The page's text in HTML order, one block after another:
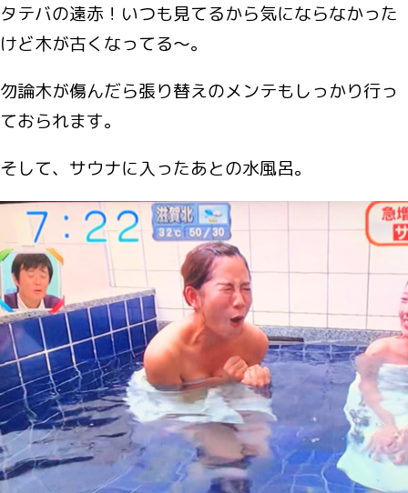
タテバの遠赤！いつも見てるから気にならなかった
けど木が古くなってる～。
勿論木が傷んだら張り替えのメンテもしっかり行っ
ておられます。
そして、サウナに入ったあとの水風呂。